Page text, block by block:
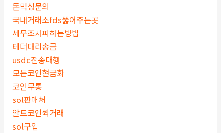
돈믹싱문의
국내거래소fds뚫어주는곳
세무조사피하는방법
테더대리송금
usdc전송대행
모든코인현금화
코인무통
sol판매처
알트코인퀵거래
sol구입